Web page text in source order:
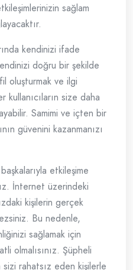
sağlam
kendinizi ifade
doğru bir şekilde
oluşturmak ve ilgi
kullanıcıların size daha
Samimi ve içten bir
güvenini kazanmanızı
etkileşime
İnternet üzerindeki
kişilerin gerçek
Bu nedenle,
sağlamak için
olmalısınız. Şüpheli
rahatsız eden kişilerle